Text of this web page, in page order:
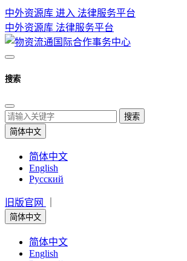
中外资源库 进入 法律服务平台
中外资源库 法律服务平台
搜索
搜索
简体中文
简体中文
English
Русский
旧版官网
简体中文
简体中文
English